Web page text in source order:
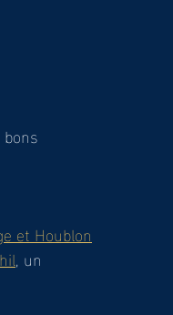
et Houblon
, un